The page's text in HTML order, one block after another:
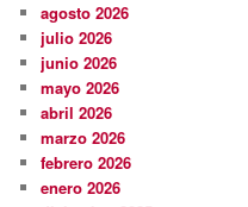
agosto 2026
julio 2026
junio 2026
mayo 2026
abril 2026
marzo 2026
febrero 2026
enero 2026